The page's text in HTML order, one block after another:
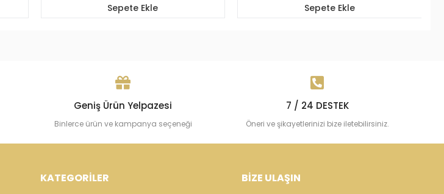
Sepete Ekle Sepete Ekle
Geniş Ürün Yelpazesi
Binlerce ürün ve kampanya seçeneği
7 / 24 DESTEK
Öneri ve şikayetlerinizi bize iletebilirsiniz.
KATEGORİLER BİZE ULAŞIN